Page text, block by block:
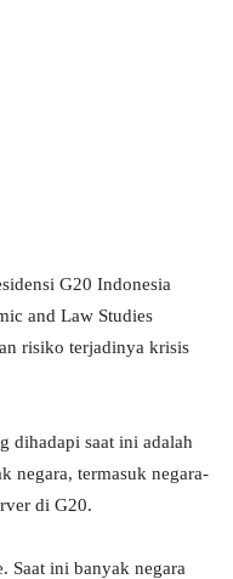
G20 Indonesia
and Law Studies
risiko terjadinya krisis
dihadapi saat ini adalah
negara, termasuk negara-
di G20.
Saat ini banyak negara